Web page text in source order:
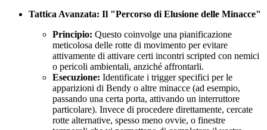
Tattica Avanzata: Il "Percorso di Elusione delle Minacce"
Principio: Questo coinvolge una pianificazione
meticolosa delle rotte di movimento per evitare
attivamente di attivare certi incontri scripted con nemici
o pericoli ambientali, anziché affrontarli.
Esecuzione: Identificate i trigger specifici per le
apparizioni di Bendy o altre minacce (ad esempio,
passando una certa porta, attivando un interruttore
particolare). Invece di procedere direttamente, cercate
rotte alternative, spesso meno ovvie, o finestre